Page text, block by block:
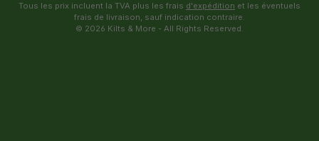
Tous les prix incluent la TVA plus les frais d'expédition et les éventuels
frais de livraison, sauf indication contraire.
© 2026 Kilts & More - All Rights Reserved.